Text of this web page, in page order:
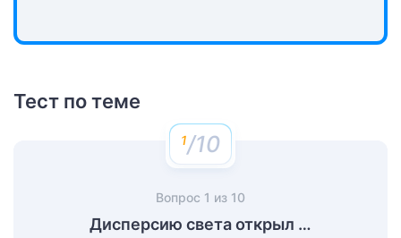
Тест по теме
/10
Вопрос 1 из 10
Дисперсию света открыл …